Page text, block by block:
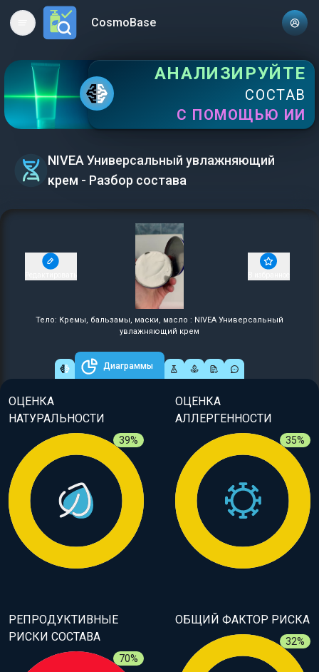
Open main menuCosmoBase
АНАЛИЗИРУЙТЕ
СОСТАВ
С ПОМОЩЬЮ ИИ
NIVEA Универсальный увлажняющий
крем - Разбор состава
Тело: Кремы, бальзамы, маски, масло : NIVEA Универсальный
увлажняющий крем
Диаграммы
ОЦЕНКА
НАТУРАЛЬНОСТИ
39%
ОЦЕНКА
АЛЛЕРГЕННОСТИ
35%
РЕПРОДУКТИВНЫЕ
РИСКИ СОСТАВА
70%
ОБЩИЙ ФАКТОР РИСКА
32%